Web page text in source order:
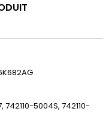
742110-5004S, 742110-